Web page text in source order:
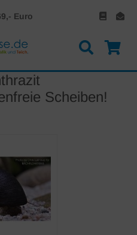
Euro
Scheiben!